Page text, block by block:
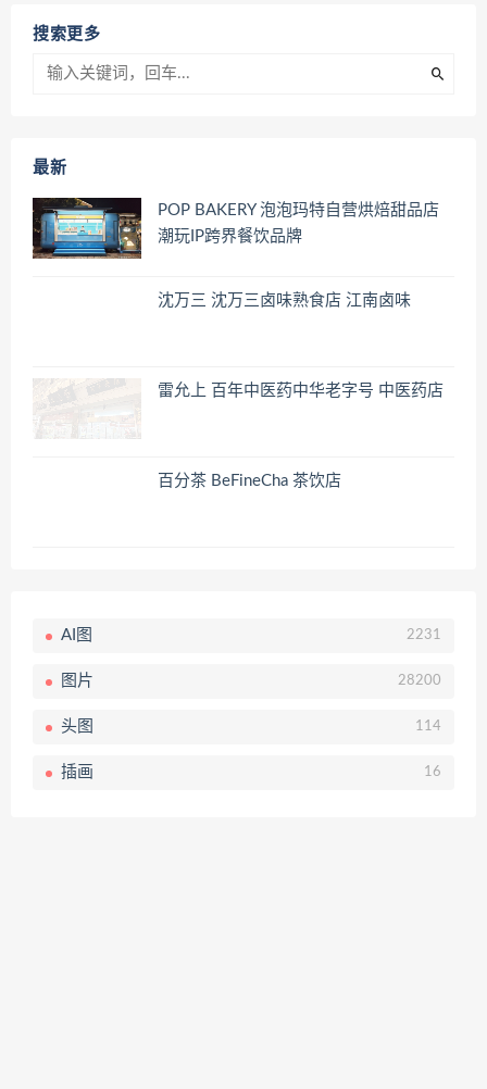
搜索更多
最新
POP BAKERY 泡泡玛特自营烘焙甜品店
潮玩IP跨界餐饮品牌
沈万三 沈万三卤味熟食店 江南卤味
雷允上 百年中医药中华老字号 中医药店
百分茶 BeFineCha 茶饮店
AI图 2231
图片 28200
头图 114
插画 16